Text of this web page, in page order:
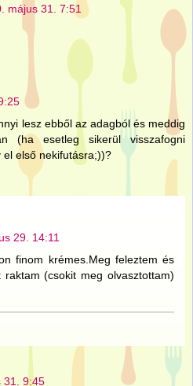
május 31. 7:51
lesz ebből az adagból és meddig
(ha esetleg sikerül visszafogni
első nekifutásra;))?
29. 14:11
finom krémes.Meg feleztem és
(csokit meg olvasztottam)
31. 9:45